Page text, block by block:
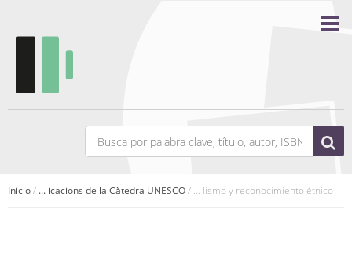
Inicio/ ... icacions de la Càtedra UNESCO/ ... lismo y reconocimiento étnico